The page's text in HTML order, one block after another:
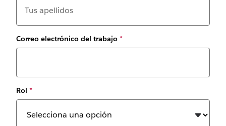
Correo electrónico del trabajo *
Rol *